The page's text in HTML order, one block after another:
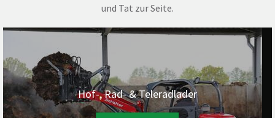
und Tat zur Seite.
Hof-, Rad- & Teleradlader